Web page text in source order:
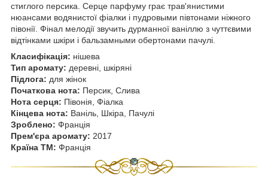
стиглого персика. Серце парфуму грає трав'янистими
нюансами водянистої фіалки і пудровыми півтонами ніжного
півонії. Фінал мелодії звучить дурманної ваніллю з чуттєвими
відтінками шкіри і бальзамными обертонами пачулі.
Класифікація: нішева
Тип аромату: деревні, шкіряні
Підлога: для жінок
Початкова нота: Персик, Слива
Нота серця: Півонія, Фіалка
Кінцева нота: Ваніль, Шкіра, Пачулі
Зроблено: Франція
Прем'єра аромату: 2017
Країна ТМ: Франція